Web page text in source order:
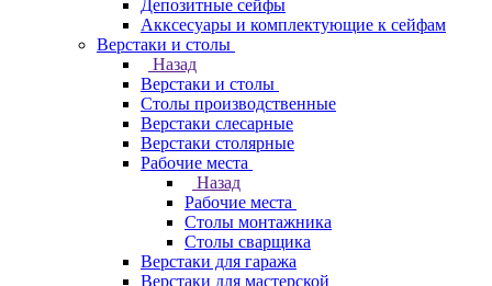
Депозитные сейфы
Акксесуары и комплектующие к сейфам
Верстаки и столы
Назад
Верстаки и столы
Столы производственные
Верстаки слесарные
Верстаки столярные
Рабочие места
Назад
Рабочие места
Столы монтажника
Столы сварщика
Верстаки для гаража
Верстаки для мастерской